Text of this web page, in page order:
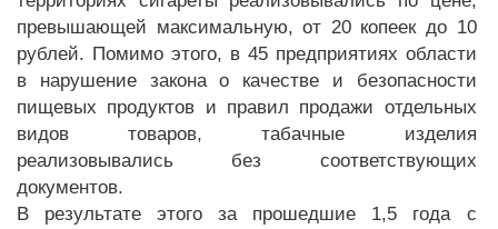
превышающей максимальную, от 20 копеек до 10
рублей. Помимо этого, в 45 предприятиях области
в нарушение закона о качестве и безопасности
пищевых продуктов и правил продажи отдельных
видов товаров, табачные изделия
реализовывались без соответствующих
документов.
В результате этого за прошедшие 1,5 года с